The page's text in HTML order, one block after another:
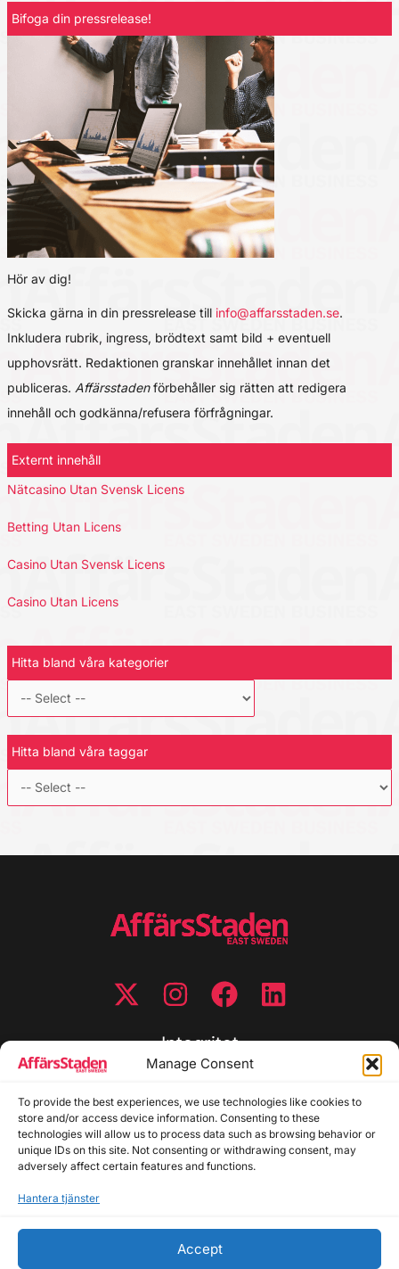
Manage Consent
To provide the best experiences, we use technologies like cookies to
store and/or access device information. Consenting to these
technologies will allow us to process data such as browsing behavior or
unique IDs on this site. Not consenting or withdrawing consent, may
adversely affect certain features and functions.
Hantera tjänster
Accept
Bifoga din pressrelease!
Hör av dig!
Skicka gärna in din pressrelease till info@affarsstaden.se.
Inkludera rubrik, ingress, brödtext samt bild + eventuell
upphovsrätt. Redaktionen granskar innehållet innan det
publiceras. Affärsstadenförbehåller sig rätten att redigera
innehåll och godkänna/refusera förfrågningar.
Externt innehåll
Nätcasino Utan Svensk Licens
Betting Utan Licens
Casino Utan Svensk Licens
Casino Utan Licens
Hitta bland våra kategorier
Hitta bland våra taggar
Integritet
Cookiepolicy
Disclaimer
Redaktionell policy
Utgivarinformation
Allmänna frågor: info@affarsstaden.se | Tipsa